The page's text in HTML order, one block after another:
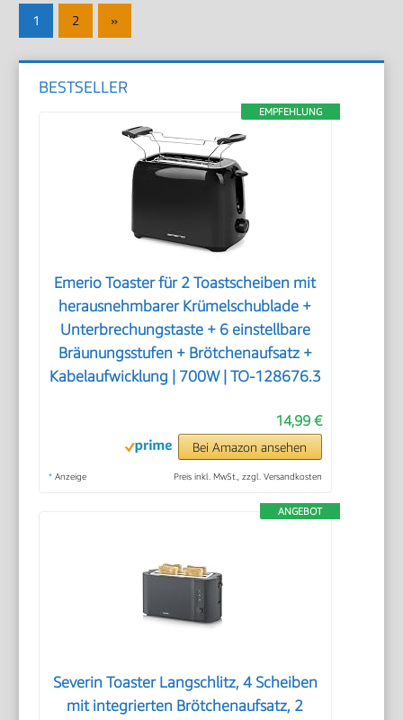
Seitennummerierung
der
Beiträge
1 2
Nächste
Beiträge
»
BESTSELLER
EMPFEHLUNG
Emerio Toaster für 2 Toastscheiben mit
herausnehmbarer Krümelschublade +
Unterbrechungstaste + 6 einstellbare
Bräunungsstufen + Brötchenaufsatz +
Kabelaufwicklung | 700W | TO-128676.3
14,99 €
Bei Amazon ansehen
* Anzeige Preis inkl. MwSt., zzgl. Versandkosten
ANGEBOT
Severin Toaster Langschlitz, 4 Scheiben
mit integrierten Brötchenaufsatz, 2